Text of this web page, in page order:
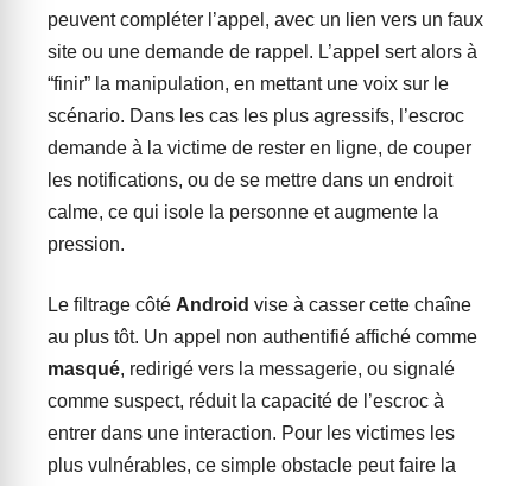
peuvent compléter l’appel, avec un lien vers un faux
site ou une demande de rappel. L’appel sert alors à
“finir” la manipulation, en mettant une voix sur le
scénario. Dans les cas les plus agressifs, l’escroc
demande à la victime de rester en ligne, de couper
les notifications, ou de se mettre dans un endroit
calme, ce qui isole la personne et augmente la
pression.
Le filtrage côté Android vise à casser cette chaîne
au plus tôt. Un appel non authentifié affiché comme
masqué, redirigé vers la messagerie, ou signalé
comme suspect, réduit la capacité de l’escroc à
entrer dans une interaction. Pour les victimes les
plus vulnérables, ce simple obstacle peut faire la